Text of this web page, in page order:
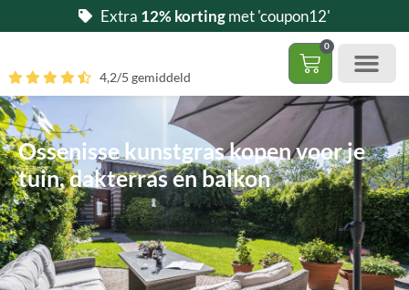
naar
inhoud
Extra 12% kortingmet 'coupon12'
0
4,2/5 gemiddeld
Ossenisse kunstgras kopen voor je
tuin, dakterras en balkon